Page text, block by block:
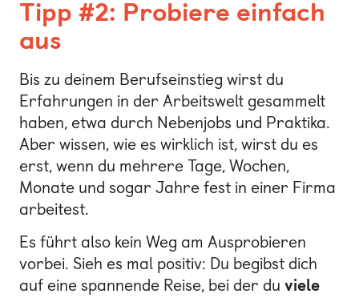
Tipp #2: Probiere einfach
aus
Bis zu deinem Berufseinstieg wirst du
Erfahrungen in der Arbeitswelt gesammelt
haben, etwa durch Nebenjobs und Praktika.
Aber wissen, wie es wirklich ist, wirst du es
erst, wenn du mehrere Tage, Wochen,
Monate und sogar Jahre fest in einer Firma
arbeitest.
Es führt also kein Weg am Ausprobieren
vorbei. Sieh es mal positiv: Du begibst dich
auf eine spannende Reise, bei der du viele